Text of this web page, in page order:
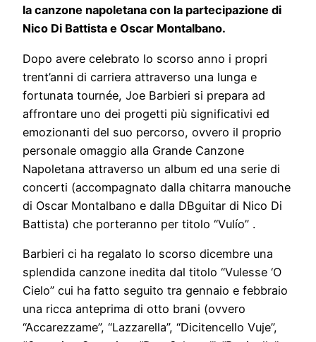
la canzone napoletana con la partecipazione di
Nico Di Battista e Oscar Montalbano.
Dopo avere celebrato lo scorso anno i propri
trent’anni di carriera attraverso una lunga e
fortunata tournée, Joe Barbieri si prepara ad
affrontare uno dei progetti più significativi ed
emozionanti del suo percorso, ovvero il proprio
personale omaggio alla Grande Canzone
Napoletana attraverso un album ed una serie di
concerti (accompagnato dalla chitarra manouche
di Oscar Montalbano e dalla DBguitar di Nico Di
Battista) che porteranno per titolo “Vulío” .
Barbieri ci ha regalato lo scorso dicembre una
splendida canzone inedita dal titolo “Vulesse ‘O
Cielo” cui ha fatto seguito tra gennaio e febbraio
una ricca anteprima di otto brani (ovvero
“Accarezzame”, “Lazzarella”, “Dicitencello Vuje”,